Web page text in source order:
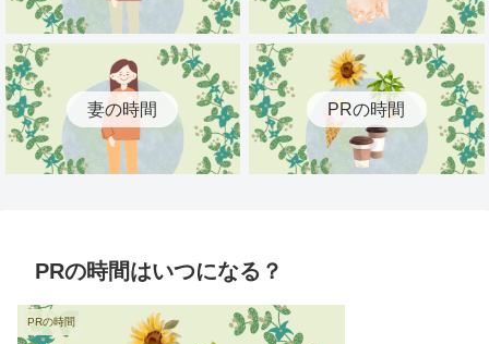
妻の時間 PRの時間
PRの時間はいつになる？
PRの時間